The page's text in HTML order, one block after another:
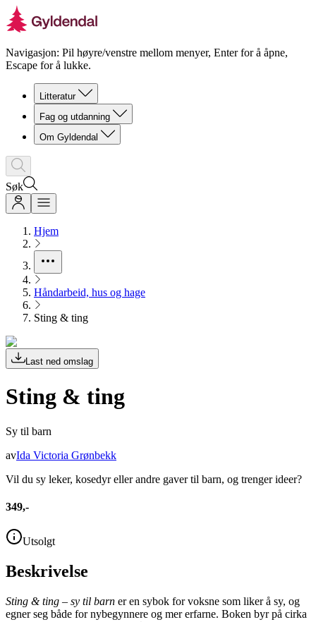
Navigasjon: Pil høyre/venstre mellom menyer, Enter for å åpne,
Escape for å lukke.
Litteratur
Fag og utdanning
Om Gyldendal
Søk
Hjem
Håndarbeid, hus og hage
Sting & ting
Last ned omslag
Sting & ting
Sy til barn
avIda Victoria Grønbekk
Vil du sy leker, kosedyr eller andre gaver til barn, og trenger ideer?
349,-
Utsolgt
Beskrivelse
Sting & ting – sy til barn er en sybok for voksne som liker å sy, og
egner seg både for nybegynnere og mer erfarne. Boken byr på cirka